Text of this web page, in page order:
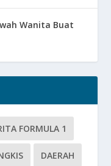
Wanita Buat
FORMULA 1
DAERAH